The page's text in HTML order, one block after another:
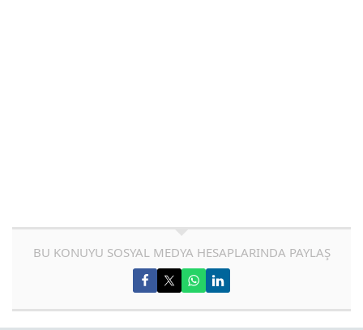
BU KONUYU SOSYAL MEDYA HESAPLARINDA PAYLAŞ